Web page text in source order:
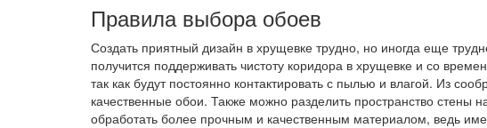
Правила выбора обоев
Создать приятный дизайн в хрущевке трудно, но иногда еще
получится поддерживать чистоту коридора в хрущевке и со
так как будут постоянно контактировать с пылью и влагой. Из
качественные обои. Также можно разделить пространство
обработать более прочным и качественным материалом, ведь